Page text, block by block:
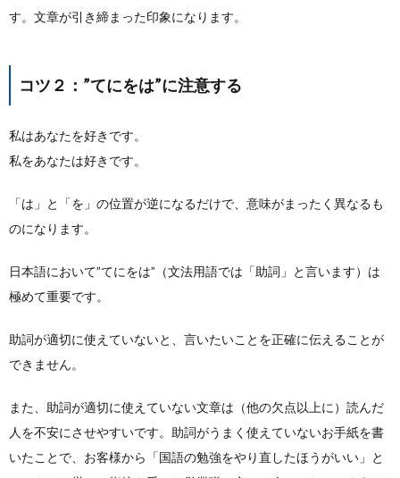
す。文章が引き締まった印象になります。
コツ２：”てにをは”に注意する
私はあなたを好きです。
私をあなたは好きです。
「は」と「を」の位置が逆になるだけで、意味がまったく異なるも
のになります。
日本語において”てにをは”（文法用語では「助詞」と言います）は
極めて重要です。
助詞が適切に使えていないと、言いたいことを正確に伝えることが
できません。
また、助詞が適切に使えていない文章は（他の欠点以上に）読んだ
人を不安にさせやすいです。助詞がうまく使えていないお手紙を書
いたことで、お客様から「国語の勉強をやり直したほうがいい」と